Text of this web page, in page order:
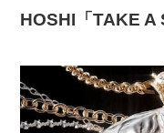
HOSHI「TAKE A